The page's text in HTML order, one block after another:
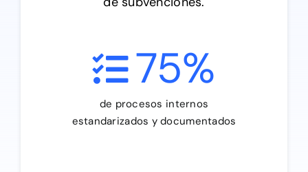
75%
de procesos internos
estandarizados y documentados